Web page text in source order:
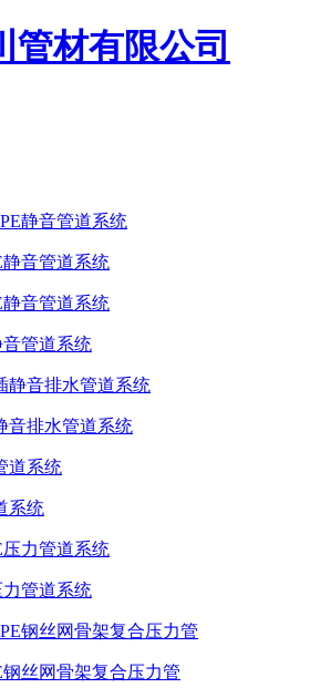
音管道系统
管道系统
音排水管道系统
系统
管道系统
丝网骨架复合压力管